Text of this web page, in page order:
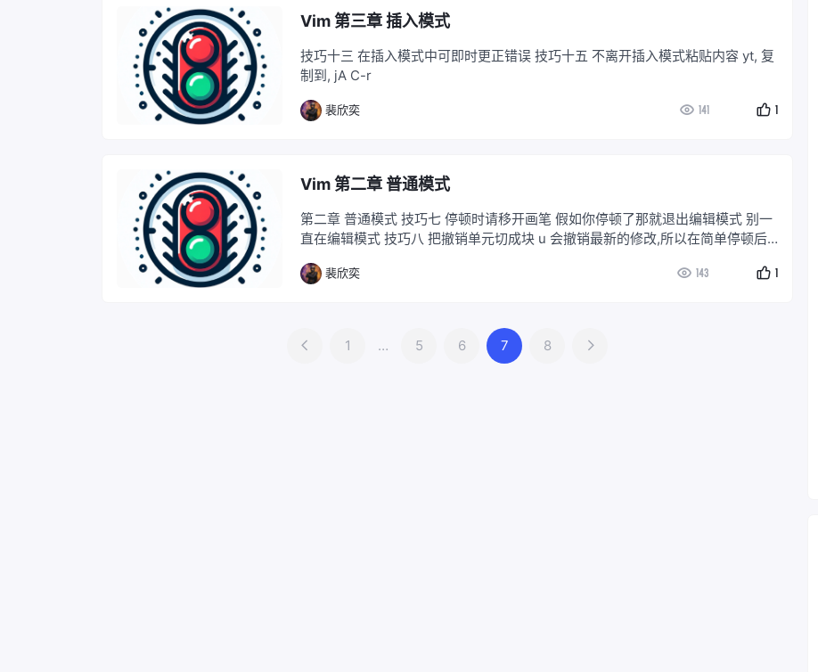
Vim 第三章 插入模式
技巧十三 在插入模式中可即时更正错误 技巧十五 不离开插入模式粘贴内容 yt, 复
制到, jA C-r
裴欣奕 141 1
Vim 第二章 普通模式
第二章 普通模式 技巧七 停顿时请移开画笔 假如你停顿了那就退出编辑模式 别一
直在编辑模式 技巧八 把撤销单元切成块 u 会撤销最新的修改,所以在简单停顿后
裴欣奕 143 1
1 … 5 6 7 8